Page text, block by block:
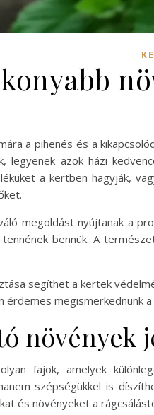
a pihenés és a
legyenek azok házi
a kertben hagyják,
megoldást nyújtanak a
bennük. A
segíthet a kertek
érdemes megismerkednünk
növények
fajok, amelyek
szépségükkel is
és növényeket a